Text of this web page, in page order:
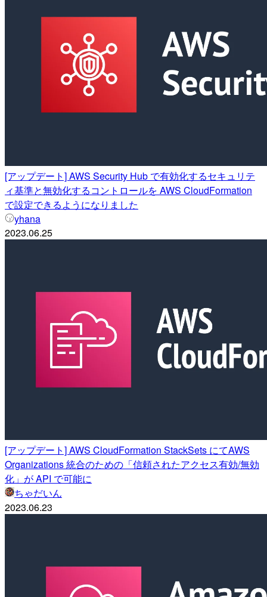
[アップデート] AWS Security Hub で有効化するセキュリテ
ィ基準と無効化するコントロールを AWS CloudFormation
で設定できるようになりました
yhana
2023.06.25
[アップデート] AWS CloudFormation StackSets にてAWS
Organizations 統合のための「信頼されたアクセス有効/無効
化」が API で可能に
ちゃだいん
2023.06.23